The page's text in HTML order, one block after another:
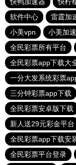
快鸭加速器
快柠
软件中心
雷霆加
小美vpn
小美加
全民彩票所有平台
全民彩票app下载大
一分大发系统彩票
三分钟彩票app下载
全民彩票安卓版下载
新人送29元彩金平台
全民彩票app下载安
全民彩票平台登录